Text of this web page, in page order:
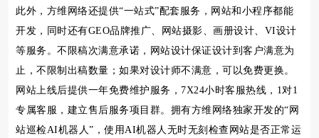
此外，方维网络还提供“一站式”配套服务，网站和小程序都能
开发，同时还有GEO品牌推广、网站摄影、画册设计、VI设计
等服务。不限稿次满意承诺，网站设计保证设计到客户满意为
止，不限制出稿数量；如果对设计师不满意，可以免费更换。
网站上线后提供一年免费维护服务，7X24小时客服热线，1对1
专属客服，建立售后服务项目群。拥有方维网络独家开发的“网
站巡检AI机器人”，使用AI机器人无时无刻检查网站是否正常运